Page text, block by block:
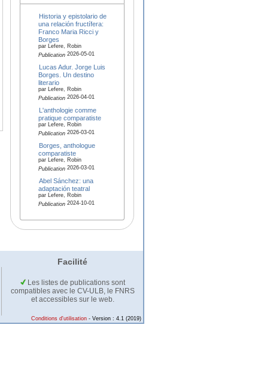
Historia y epistolario de
una relación fructífera:
Franco Maria Ricci y
Borges
par Lefere, Robin
Publication2026-05-01
Lucas Adur. Jorge Luis
Borges. Un destino
literario
par Lefere, Robin
Publication2026-04-01
L'anthologie comme
pratique comparatiste
par Lefere, Robin
Publication2026-03-01
Borges, anthologue
comparatiste
par Lefere, Robin
Publication2026-03-01
Abel Sánchez: una
adaptación teatral
par Lefere, Robin
Publication2024-10-01
Facilité
Les listes de publications sont
compatibles avec le CV-ULB, le FNRS
et accessibles sur le web.
Conditions d'utilisation - Version : 4.1 (2019)